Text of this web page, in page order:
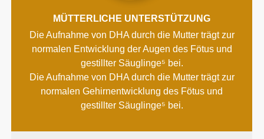
MÜTTERLICHE UNTERSTÜTZUNG
Die Aufnahme von DHA durch die Mutter trägt zur
normalen Entwicklung der Augen des Fötus und
gestillter Säuglinge⁵ bei.
Die Aufnahme von DHA durch die Mutter trägt zur
normalen Gehirnentwicklung des Fötus und
gestillter Säuglinge⁵ bei.